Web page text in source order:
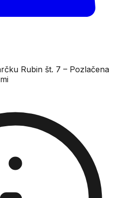
Rubin št. 7 – Pozlačena